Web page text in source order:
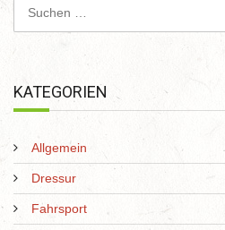
KATEGORIEN
Allgemein
Dressur
Fahrsport